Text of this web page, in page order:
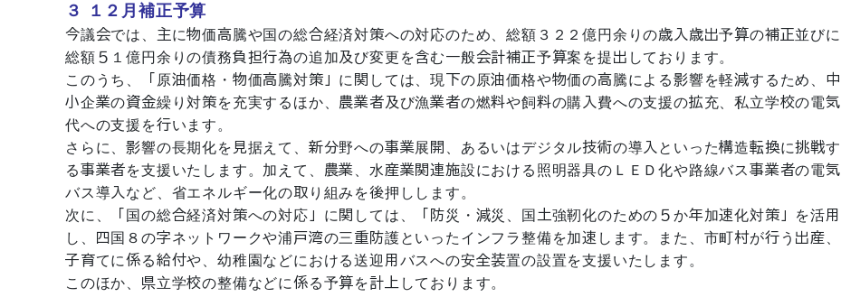
３ １２月補正予算
今議会では、主に物価高騰や国の総合経済対策への対応のため、総額３２２億円余りの歳入歳出予算の補正並びに
総額５１億円余りの債務負担行為の追加及び変更を含む一般会計補正予算案を提出しております。
このうち、「原油価格・物価高騰対策」に関しては、現下の原油価格や物価の高騰による影響を軽減するため、中
小企業の資金繰り対策を充実するほか、農業者及び漁業者の燃料や飼料の購入費への支援の拡充、私立学校の電気
代への支援を行います。
さらに、影響の長期化を見据えて、新分野への事業展開、あるいはデジタル技術の導入といった構造転換に挑戦す
る事業者を支援いたします。加えて、農業、水産業関連施設における照明器具のＬＥＤ化や路線バス事業者の電気
バス導入など、省エネルギー化の取り組みを後押しします。
次に、「国の総合経済対策への対応」に関しては、「防災・減災、国土強靭化のための５か年加速化対策」を活用
し、四国８の字ネットワークや浦戸湾の三重防護といったインフラ整備を加速します。また、市町村が行う出産、
子育てに係る給付や、幼稚園などにおける送迎用バスへの安全装置の設置を支援いたします。
このほか、県立学校の整備などに係る予算を計上しております。